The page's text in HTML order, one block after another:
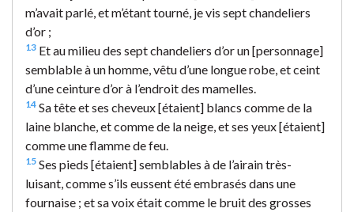
m’avait parlé, et m’étant tourné, je vis sept chandeliers
d’or ;
13 Et au milieu des sept chandeliers d’or un [personnage]
semblable à un homme, vêtu d’une longue robe, et ceint
d’une ceinture d’or à l’endroit des mamelles.
14 Sa tête et ses cheveux [étaient] blancs comme de la
laine blanche, et comme de la neige, et ses yeux [étaient]
comme une flamme de feu.
15 Ses pieds [étaient] semblables à de l’airain très-
luisant, comme s’ils eussent été embrasés dans une
fournaise ; et sa voix était comme le bruit des grosses